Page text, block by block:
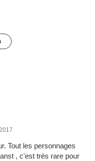
Tout les personnages
, c'est très rare pour